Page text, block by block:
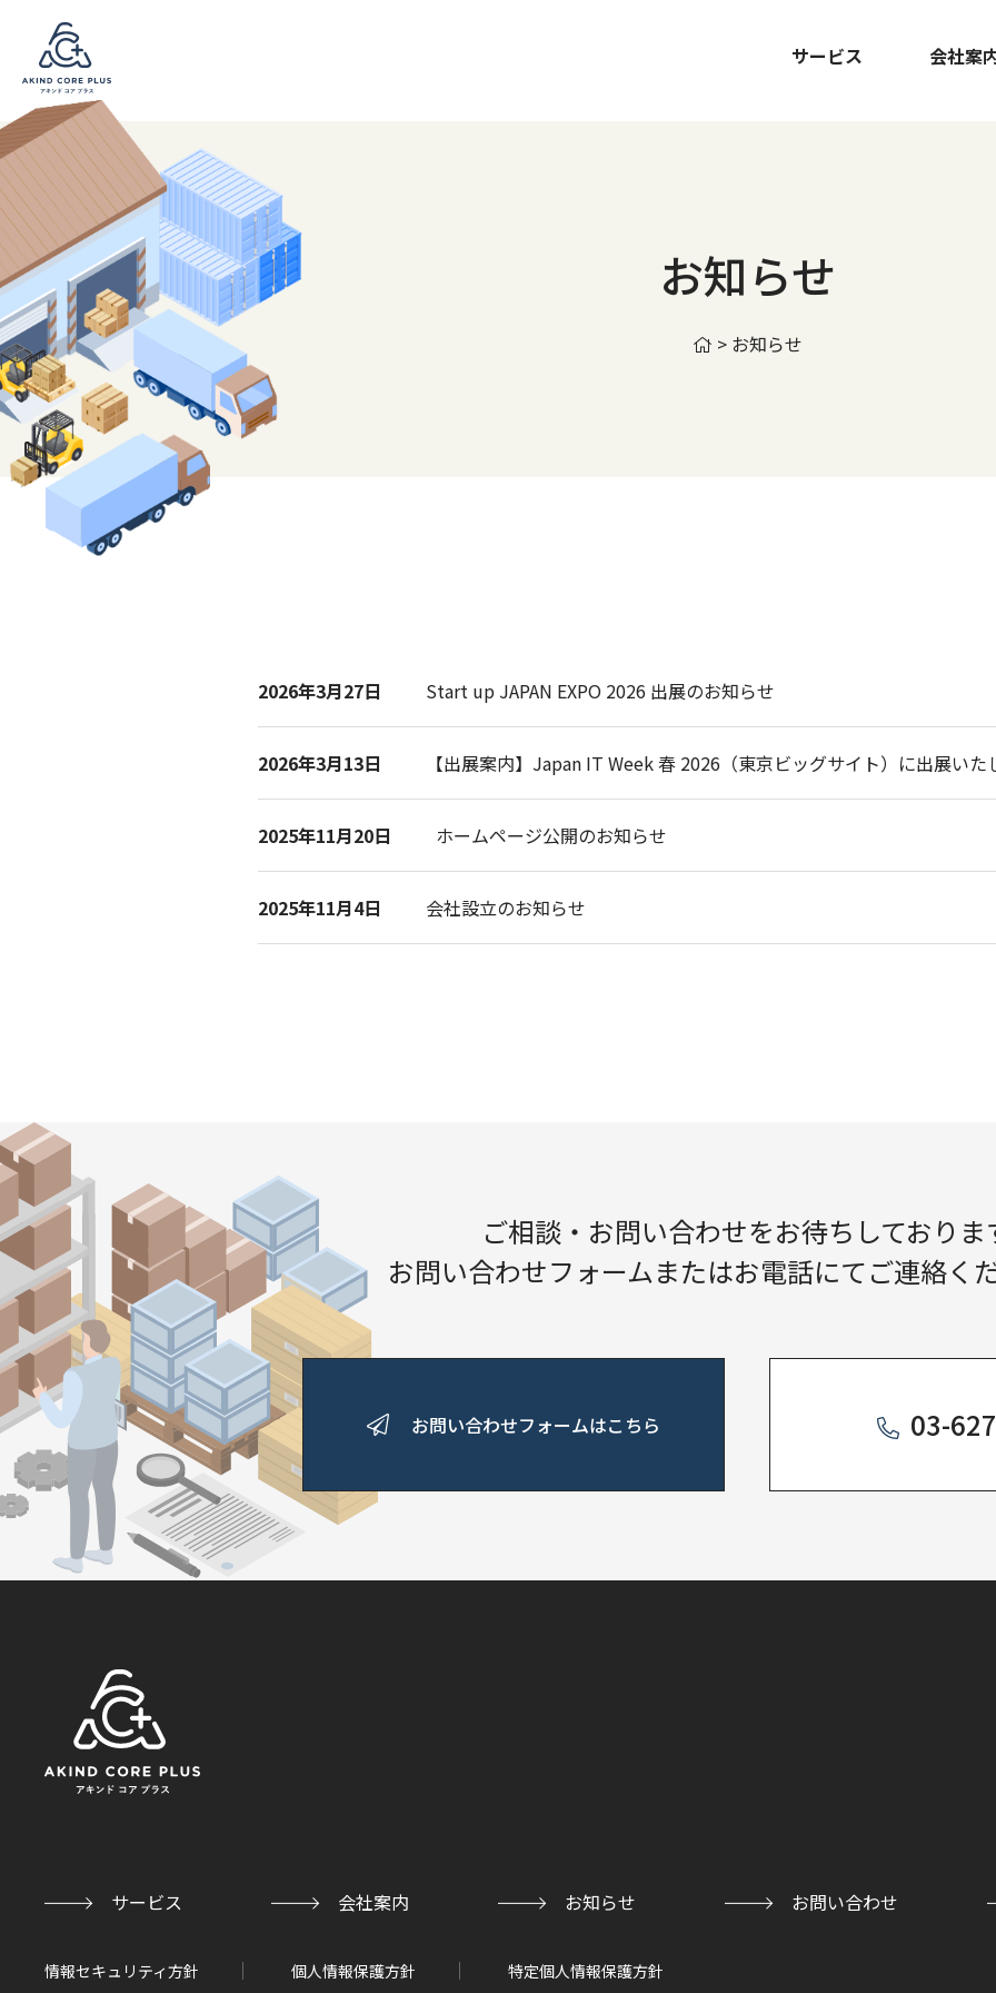
サービス 会社案
お知らせ
> お知らせ
2026年3月27日 Start up JAPAN EXPO 2026 出展のお知らせ
2026年3月13日 【出展案内】Japan IT Week 春 2026（東京ビッグサイト）に出展いた
2025年11月20日 ホームページ公開のお知らせ
2025年11月4日 会社設立のお知らせ
ご相談・お問い合わせをお待ちしておりま
お問い合わせフォームまたはお電話にてご連絡く
お問い合わせフォームはこちら 03-
サービス 会社案内 お知らせ お問い合わせ
情報セキュリティ方針 個人情報保護方針 特定個人情報保護方針